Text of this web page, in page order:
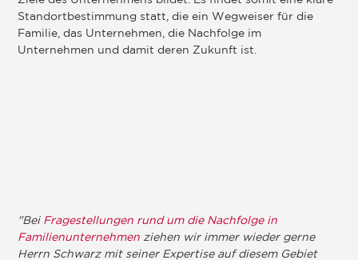
Standortbestimmung statt, die ein Wegweiser für die
Familie, das Unternehmen, die Nachfolge im
Unternehmen und damit deren Zukunft ist.
"Bei Fragestellungen rund um die Nachfolge in
Familienunternehmen ziehen wir immer wieder gerne
Herrn Schwarz mit seiner Expertise auf diesem Gebiet